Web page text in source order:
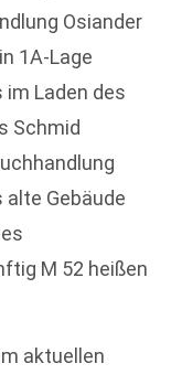
Osiander
1A-Lage
im Laden des
Schmid
alte Gebäude
M 52 heißen
aktuellen